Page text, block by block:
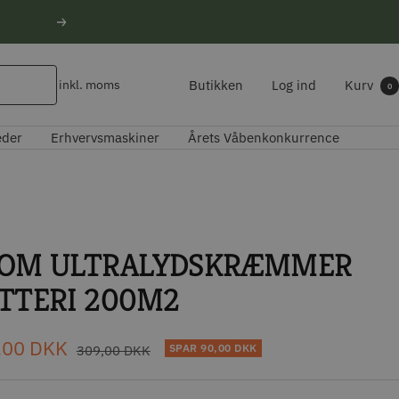
Næste
inkl. moms Butikken Log ind Kurv 0
Erhvervsmaskiner Årets Våbenkonkurrence
ULTRALYDSKRÆMMER
200M2
DKK Normal
309,00 DKK SPAR90,00 DKK